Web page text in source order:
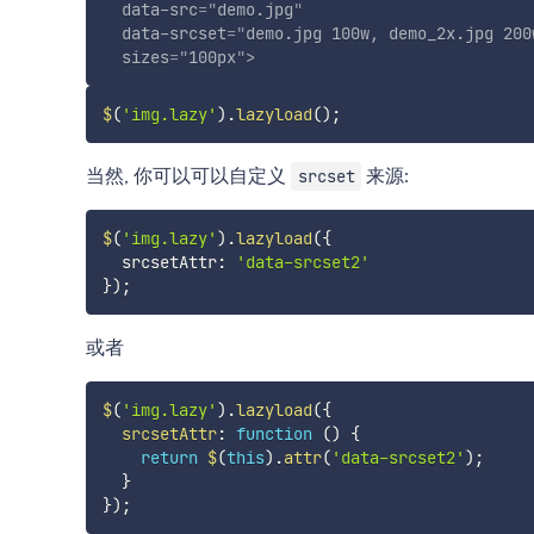
data-src="demo.jpg"
data-srcset="demo.jpg 100w, demo_2x.jpg
sizes="100px">
$( 'img.lazy' ) .lazyload() ;
当然, 你可以可以自定义 srcset 来源:
$( 'img.lazy' ) .lazyload({
  srcsetAttr
:
'data-srcset2'
}) ;
或者
$( 'img.lazy' ) .lazyload({
srcsetAttr: function ()
{
return $(this) .attr( 'data-srcset2' ) ;
}
}) ;